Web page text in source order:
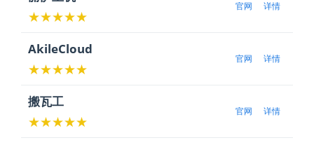
★★★★★
官网 详情
AkileCloud
★★★★★
官网 详情
搬瓦工
★★★★★
官网 详情